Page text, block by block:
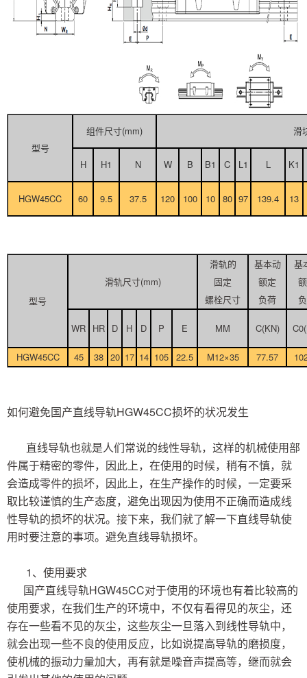
型号
组件尺寸(mm) 滑
H H1 N W B B1 C L1 L K1
HGW45CC 60 9.5 37.5 120 100 10 80 97 139.4 13
型号
滑轨尺寸(mm)
滑轨的
固定
螺栓尺寸
基本动
额定
负荷
基
WR HR D H D P E MM C(KN)
HGW45CC 45 38 20 17 14 105 22.5 M12×35 77.57
如何避免国产直线导轨HGW45CC损坏的状况发生
直线导轨也就是人们常说的线性导轨，这样的机械使用部
件属于精密的零件，因此上，在使用的时候，稍有不慎，就
会造成零件的损坏，因此上，在生产操作的时候，一定要采
取比较谨慎的生产态度，避免出现因为使用不正确而造成线
性导轨的损坏的状况。接下来，我们就了解一下直线导轨使
用时要注意的事项。避免直线导轨损坏。
1、使用要求
国产直线导轨HGW45CC对于使用的环境也有着比较高的
使用要求，在我们生产的环境中，不仅有看得见的灰尘，还
存在一些看不见的灰尘，这些灰尘一旦落入到线性导轨中，
就会出现一些不良的使用反应，比如说提高导轨的磨损度，
使机械的振动力量加大，再有就是噪音声提高等，继而就会